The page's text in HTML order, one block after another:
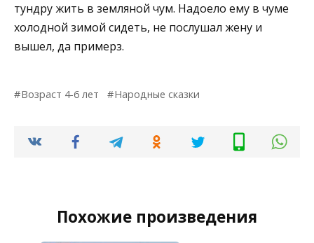
тундру жить в земляной чум. Надоело ему в чуме
холодной зимой сидеть, не послушал жену и
вышел, да примерз.
Возраст 4-6 лет Народные сказки
Похожие произведения